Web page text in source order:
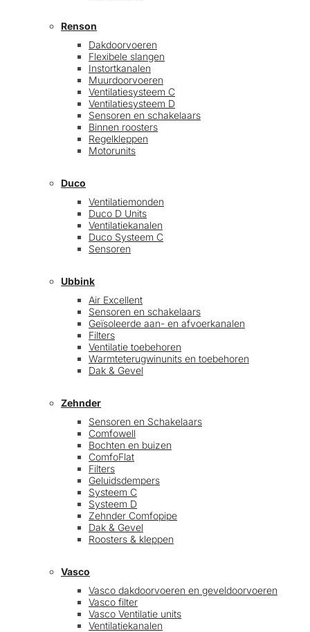
Renson
Dakdoorvoeren
Flexibele slangen
Instortkanalen
Muurdoorvoeren
Ventilatiesysteem C
Ventilatiesysteem D
Sensoren en schakelaars
Binnen roosters
Regelkleppen
Motorunits
Duco
Ventilatiemonden
Duco D Units
Ventilatiekanalen
Duco Systeem C
Sensoren
Ubbink
Air Excellent
Sensoren en schakelaars
Geïsoleerde aan- en afvoerkanalen
Filters
Ventilatie toebehoren
Warmteterugwinunits en toebehoren
Dak & Gevel
Zehnder
Sensoren en Schakelaars
Comfowell
Bochten en buizen
ComfoFlat
Filters
Geluidsdempers
Systeem C
Systeem D
Zehnder Comfopipe
Dak & Gevel
Roosters & kleppen
Vasco
Vasco dakdoorvoeren en geveldoorvoeren
Vasco filter
Vasco Ventilatie units
Ventilatiekanalen